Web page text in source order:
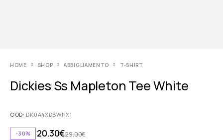
HOME SHOP ABBIGLIAMENTO T-SHIRT
Dickies Ss Mapleton Tee White
COD: DK0A4XDBWHX1
-30% 29.00€
20.30€